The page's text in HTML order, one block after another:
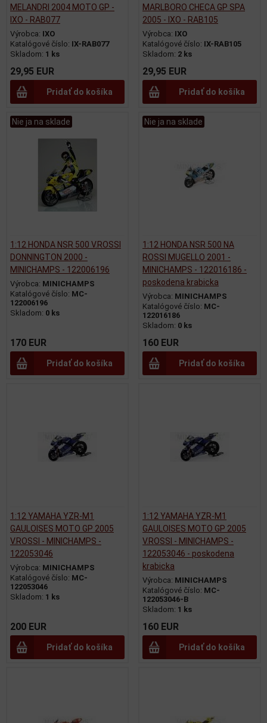
MELANDRI 2004 MOTO GP -
IXO - RAB077
Výrobca: IXO
Katalógové číslo: IX-RAB077
Skladom: 1 ks
29,95 EUR
Pridať do košíka
MARLBORO CHECA GP SPA
2005 - IXO - RAB105
Výrobca: IXO
Katalógové číslo: IX-RAB105
Skladom: 2 ks
29,95 EUR
Pridať do košíka
Nie ja na sklade
1:12 HONDA NSR 500 V.ROSSI
DONNINGTON 2000 -
MINICHAMPS - 122006196
Výrobca: MINICHAMPS
Katalógové číslo: MC-
122006196
Skladom: 0 ks
170 EUR
Pridať do košíka
Nie ja na sklade
1:12 HONDA NSR 500 NA
ROSSI MUGELLO 2001 -
MINICHAMPS - 122016186 -
poskodena krabicka
Výrobca: MINICHAMPS
Katalógové číslo: MC-
122016186
Skladom: 0 ks
160 EUR
Pridať do košíka
1:12 YAMAHA YZR-M1
GAULOISES MOTO GP 2005
V.ROSSI - MINICHAMPS -
122053046
Výrobca: MINICHAMPS
Katalógové číslo: MC-
122053046
Skladom: 1 ks
200 EUR
Pridať do košíka
1:12 YAMAHA YZR-M1
GAULOISES MOTO GP 2005
V.ROSSI - MINICHAMPS -
122053046 - poskodena
krabicka
Výrobca: MINICHAMPS
Katalógové číslo: MC-
122053046-B
Skladom: 1 ks
160 EUR
Pridať do košíka